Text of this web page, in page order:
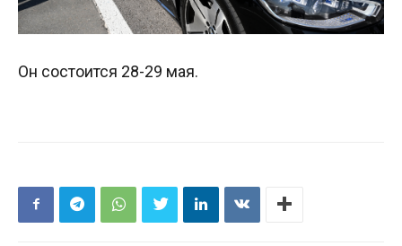
Он состоится 28-29 мая.